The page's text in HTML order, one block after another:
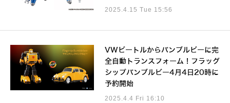
2025.4.15 Tue 15:56
VWビートルからバンブルビーに完
全自動トランスフォーム！フラッグ
シップバンブルビー4月4日20時に
予約開始
2025.4.4 Fri 16:10